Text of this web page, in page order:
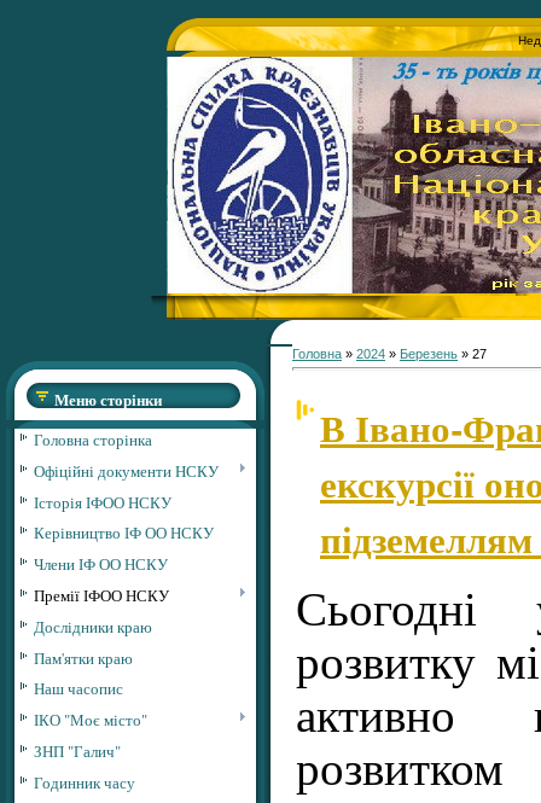
Меню сторінки
Головна сторінка
Офіційні документи НСКУ
Історія ІФОО НСКУ
Керівництво ІФ ОО НСКУ
Члени ІФ ОО НСКУ
Премії ІФОО НСКУ
Дослідники краю
Пам'ятки краю
Наш часопис
ІКО "Моє місто"
ЗНП "Галич"
Годинник часу
Головна » 2024 » Березень » 27
В Івано-
екскурсії
розвитку
активно